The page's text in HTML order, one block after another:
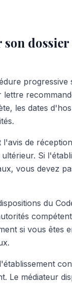
progressive
les dates
de
Si
vous devez
du
si vous êtes
Le médiateur